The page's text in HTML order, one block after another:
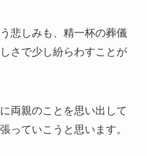
悲しみも、精一杯の葬儀
さで少し紛らわすことが
両親のことを思い出して
っていこうと思います。